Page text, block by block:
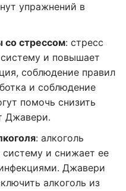
упражнений в
стрессом: стресс
и повышает
соблюдение правил
и соблюдение
помочь снизить
Джавери.
: алкоголь
и снижает ее
Джавери
алкоголь из